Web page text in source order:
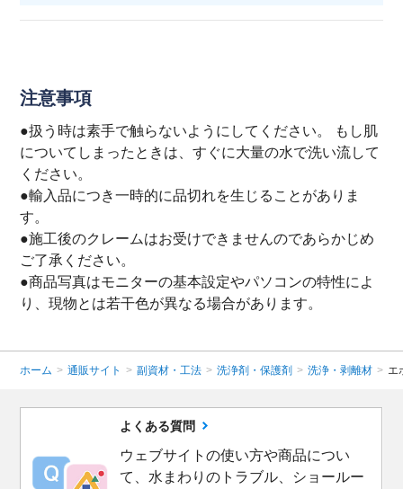
注意事項
●扱う時は素手で触らないようにしてください。 もし肌
についてしまったときは、すぐに大量の水で洗い流して
ください。
●輸入品につき一時的に品切れを生じることがありま
す。
●施工後のクレームはお受けできませんのであらかじめ
ご了承ください。
●商品写真はモニターの基本設定やパソコンの特性によ
り、現物とは若干色が異なる場合があります。
ホーム > 通販サイト > 副資材・工法 > 洗浄剤・保護剤 > 洗浄・剥離材 > エ
よくある質問
ウェブサイトの使い方や商品につい
て、水まわりのトラブル、ショールー